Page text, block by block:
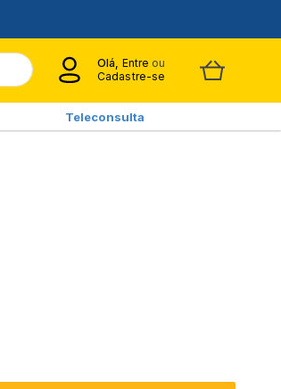
Olá, Entre ou
Cadastre-se
Teleconsulta